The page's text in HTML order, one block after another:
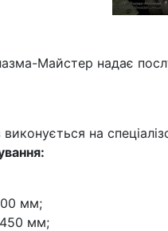
Майстер надає
виконується на
мм;
мм;